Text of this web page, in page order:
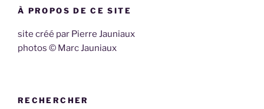
À PROPOS DE CE SITE
site créé par Pierre Jauniaux
photos © Marc Jauniaux
RECHERCHER